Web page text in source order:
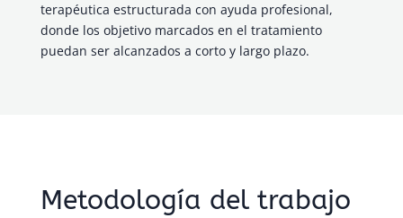
terapéutica estructurada con ayuda profesional,
donde los objetivo marcados en el tratamiento
puedan ser alcanzados a corto y largo plazo.
Metodología del trabajo